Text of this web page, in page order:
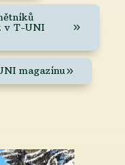
v T-UNI
magazínu